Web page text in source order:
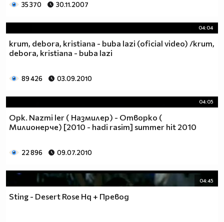
35 370 30.11.2007
04:04
krum, debora, kristiana - buba lazi (oficial video) /krum,
debora, kristiana - buba lazi
89 426 03.09.2010
04:05
Орк. Nazmi ler ( Назмилер) - Отворко (
Милионерче) [2010 - hadi rasim] summer hit 2010
22 896 09.07.2010
04:45
Sting - Desert Rose Hq + Превод